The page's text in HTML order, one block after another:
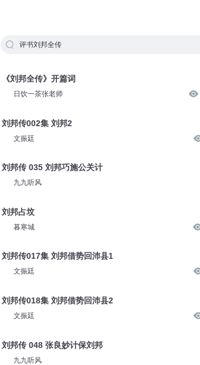
评书刘邦全传
《刘邦全传》开篇词
日饮一茶张老师
刘邦传002集 刘邦2
文振廷
刘邦传 035 刘邦巧施公关计
九九听风
刘邦占坟
暮寒城
刘邦传017集 刘邦借势回沛县1
文振廷
刘邦传018集 刘邦借势回沛县2
文振廷
刘邦传 048 张良妙计保刘邦
九九听风